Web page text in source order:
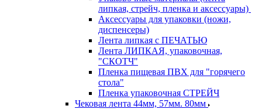
липкая, стрейч, пленка и аксессуары)
Аксессуары для упаковки (ножи,
диспенсеры)
Лента липкая с ПЕЧАТЬЮ
Лента ЛИПКАЯ, упаковочная,
"СКОТЧ"
Пленка пищевая ПВХ для "горячего
стола"
Пленка упаковочная СТРЕЙЧ
Чековая лента 44мм, 57мм. 80мм